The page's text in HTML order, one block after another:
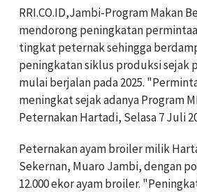
RRI.CO.ID,Jambi-Program Makan
mendorong peningkatan
tingkat peternak sehingga
peningkatan siklus produksi sejak
mulai berjalan pada 2025.
meningkat sejak adanya Program
Peternakan Hartadi, Selasa 7 Juli
Peternakan ayam broiler milik
Sekernan, Muaro Jambi, dengan
12.000 ekor ayam broiler.